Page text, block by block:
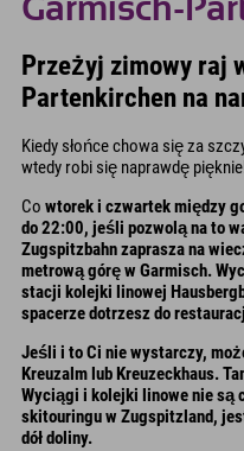
Garmisch-
Przeżyj zimowy raj
Partenkirchen na
Kiedy słońce chowa się za
wtedy robi się naprawdę
Co wtorek i czwartek między
do 22:00, jeśli pozwolą na to
Zugspitzbahn zaprasza na
metrową górę w Garmisch.
stacji kolejki linowej
spacerze dotrzesz do
Jeśli i to Ci nie wystarczy,
Kreuzalm lub Kreuzeckhaus.
Wyciągi i kolejki linowe nie są
skitouringu w Zugspitzland,
dół doliny.